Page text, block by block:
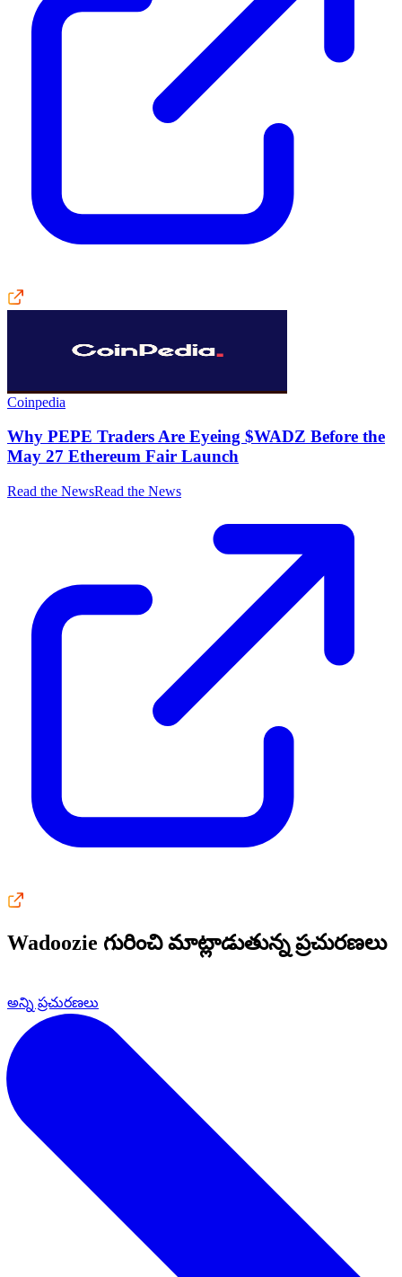
Coinpedia
Why PEPE Traders Are Eyeing $WADZ Before the
May 27 Ethereum Fair Launch
Read the NewsRead the News
Wadoozie గురించి మాట్లాడుతున్న ప్రచురణలు
అన్ని ప్రచురణలు